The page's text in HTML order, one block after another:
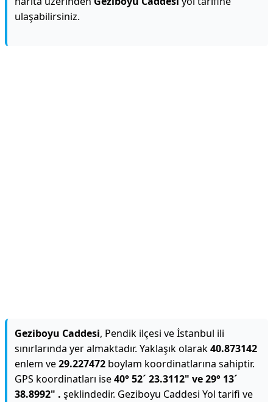
ulaşabilirsiniz.
Geziboyu Caddesi, Pendik ilçesi ve İstanbul ili
sınırlarında yer almaktadır. Yaklaşık olarak40.873142
enlem ve29.227472 boylam koordinatlarına sahiptir.
GPS koordinatları ise40° 52´ 23.3112" ve 29° 13´
38.8992" . şeklindedir. Geziboyu Caddesi Yol tarifi ve